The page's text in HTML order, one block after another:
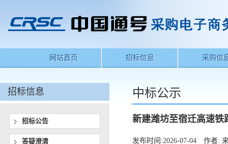
网站首页 招标信息 采购信
招标信息
招标公告
答疑澄清
中标公示
新建潍坊至宿迁高速铁
发布时间:2026-07-04 作者: